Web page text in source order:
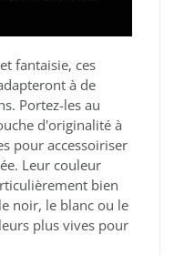
fantaisie, ces
à de
Portez-les au
d'originalité à
pour accessoiriser
Leur couleur
bien
noir, le blanc ou le
plus vives pour